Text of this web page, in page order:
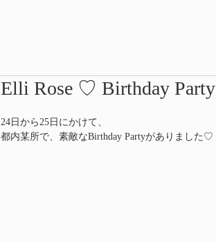
Elli Rose ♡ Birthday Party
24日から25日にかけて、
都内某所で、素敵なBirthday Partyがありました♡